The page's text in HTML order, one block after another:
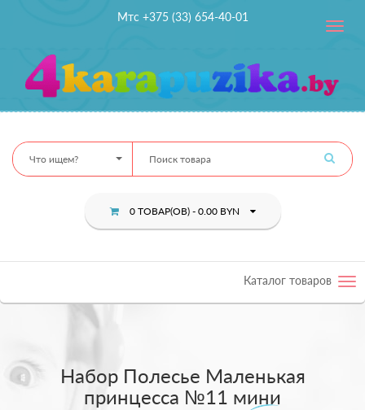
Мтс +375 (33) 654-40-01
Toggle
Что ищем?
0 ТОВАР(ОВ) - 0.00 BYN
Каталог товаров
Набор Полесье Маленькая
принцесса №11 мини